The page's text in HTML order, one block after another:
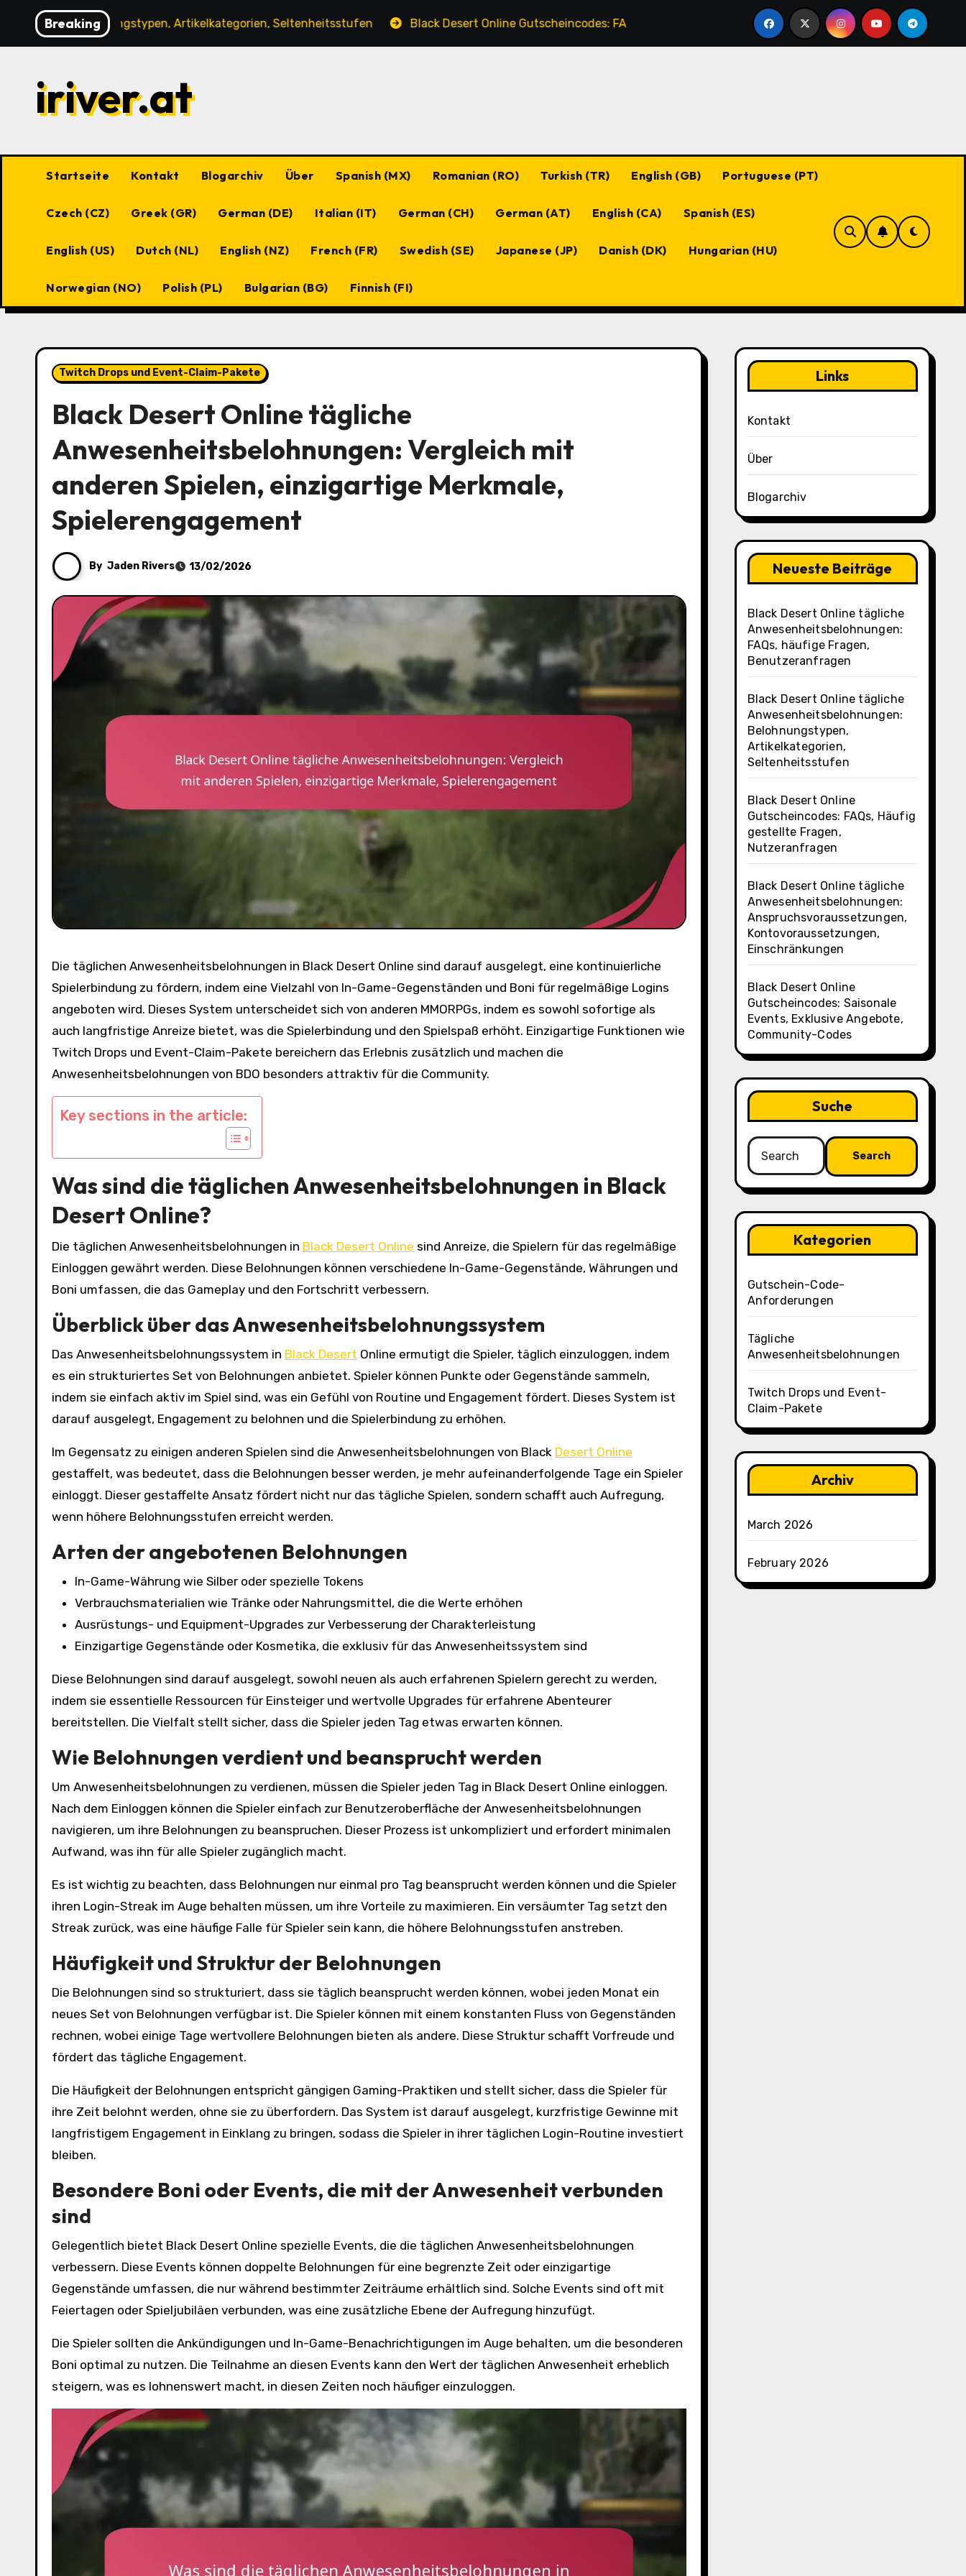
content
Breaking Artikelkategorien, Seltenheitsstufen Black Desert Online Gutscheincodes: FAQs, Häufig gestellte Fragen, Nutzeranfragen Black Desert Online
iriver.at
Startseite Kontakt Blogarchiv Über Spanish (MX) Romanian (RO) Turkish (TR) English (GB) Portuguese (PT)
Czech (CZ) Greek (GR) German (DE) Italian (IT) German (CH) German (AT) English (CA) Spanish (ES)
English (US) Dutch (NL) English (NZ) French (FR) Swedish (SE) Japanese (JP) Danish (DK) Hungarian (HU)
Norwegian (NO) Polish (PL) Bulgarian (BG) Finnish (FI)
Twitch Drops und Event-Claim-Pakete
Black Desert Online tägliche
Anwesenheitsbelohnungen: Vergleich mit
anderen Spielen, einzigartige Merkmale,
Spielerengagement
By Jaden Rivers 13/02/2026
Die täglichen Anwesenheitsbelohnungen in Black Desert Online sind darauf ausgelegt, eine kontinuierliche
Spielerbindung zu fördern, indem eine Vielzahl von In-Game-Gegenständen und Boni für regelmäßige Logins
angeboten wird. Dieses System unterscheidet sich von anderen MMORPGs, indem es sowohl sofortige als
auch langfristige Anreize bietet, was die Spielerbindung und den Spielspaß erhöht. Einzigartige Funktionen wie
Twitch Drops und Event-Claim-Pakete bereichern das Erlebnis zusätzlich und machen die
Anwesenheitsbelohnungen von BDO besonders attraktiv für die Community.
Key sections in the article:
Was sind die täglichen Anwesenheitsbelohnungen in Black
Desert Online?
Die täglichen Anwesenheitsbelohnungen in Black Desert Online sind Anreize, die Spielern für das regelmäßige
Einloggen gewährt werden. Diese Belohnungen können verschiedene In-Game-Gegenstände, Währungen und
Boni umfassen, die das Gameplay und den Fortschritt verbessern.
Überblick über das Anwesenheitsbelohnungssystem
Das Anwesenheitsbelohnungssystem in Black Desert Online ermutigt die Spieler, täglich einzuloggen, indem
es ein strukturiertes Set von Belohnungen anbietet. Spieler können Punkte oder Gegenstände sammeln,
indem sie einfach aktiv im Spiel sind, was ein Gefühl von Routine und Engagement fördert. Dieses System ist
darauf ausgelegt, Engagement zu belohnen und die Spielerbindung zu erhöhen.
Im Gegensatz zu einigen anderen Spielen sind die Anwesenheitsbelohnungen von Black Desert Online
gestaffelt, was bedeutet, dass die Belohnungen besser werden, je mehr aufeinanderfolgende Tage ein Spieler
einloggt. Dieser gestaffelte Ansatz fördert nicht nur das tägliche Spielen, sondern schafft auch Aufregung,
wenn höhere Belohnungsstufen erreicht werden.
Arten der angebotenen Belohnungen
In-Game-Währung wie Silber oder spezielle Tokens
Verbrauchsmaterialien wie Tränke oder Nahrungsmittel, die die Werte erhöhen
Ausrüstungs- und Equipment-Upgrades zur Verbesserung der Charakterleistung
Einzigartige Gegenstände oder Kosmetika, die exklusiv für das Anwesenheitssystem sind
Diese Belohnungen sind darauf ausgelegt, sowohl neuen als auch erfahrenen Spielern gerecht zu werden,
indem sie essentielle Ressourcen für Einsteiger und wertvolle Upgrades für erfahrene Abenteurer
bereitstellen. Die Vielfalt stellt sicher, dass die Spieler jeden Tag etwas erwarten können.
Wie Belohnungen verdient und beansprucht werden
Um Anwesenheitsbelohnungen zu verdienen, müssen die Spieler jeden Tag in Black Desert Online einloggen.
Nach dem Einloggen können die Spieler einfach zur Benutzeroberfläche der Anwesenheitsbelohnungen
navigieren, um ihre Belohnungen zu beanspruchen. Dieser Prozess ist unkompliziert und erfordert minimalen
Aufwand, was ihn für alle Spieler zugänglich macht.
Es ist wichtig zu beachten, dass Belohnungen nur einmal pro Tag beansprucht werden können und die Spieler
ihren Login-Streak im Auge behalten müssen, um ihre Vorteile zu maximieren. Ein versäumter Tag setzt den
Streak zurück, was eine häufige Falle für Spieler sein kann, die höhere Belohnungsstufen anstreben.
Häufigkeit und Struktur der Belohnungen
Die Belohnungen sind so strukturiert, dass sie täglich beansprucht werden können, wobei jeden Monat ein
neues Set von Belohnungen verfügbar ist. Die Spieler können mit einem konstanten Fluss von Gegenständen
rechnen, wobei einige Tage wertvollere Belohnungen bieten als andere. Diese Struktur schafft Vorfreude und
fördert das tägliche Engagement.
Die Häufigkeit der Belohnungen entspricht gängigen Gaming-Praktiken und stellt sicher, dass die Spieler für
ihre Zeit belohnt werden, ohne sie zu überfordern. Das System ist darauf ausgelegt, kurzfristige Gewinne mit
langfristigem Engagement in Einklang zu bringen, sodass die Spieler in ihrer täglichen Login-Routine investiert
bleiben.
Besondere Boni oder Events, die mit der Anwesenheit verbunden
sind
Gelegentlich bietet Black Desert Online spezielle Events, die die täglichen Anwesenheitsbelohnungen
verbessern. Diese Events können doppelte Belohnungen für eine begrenzte Zeit oder einzigartige
Gegenstände umfassen, die nur während bestimmter Zeiträume erhältlich sind. Solche Events sind oft mit
Feiertagen oder Spieljubiläen verbunden, was eine zusätzliche Ebene der Aufregung hinzufügt.
Die Spieler sollten die Ankündigungen und In-Game-Benachrichtigungen im Auge behalten, um die besonderen
Boni optimal zu nutzen. Die Teilnahme an diesen Events kann den Wert der täglichen Anwesenheit erheblich
steigern, was es lohnenswert macht, in diesen Zeiten noch häufiger einzuloggen.
Links
Kontakt
Über
Blogarchiv
Neueste Beiträge
Black Desert Online tägliche
Anwesenheitsbelohnungen:
FAQs, häufige Fragen,
Benutzeranfragen
Black Desert Online tägliche
Anwesenheitsbelohnungen:
Belohnungstypen,
Artikelkategorien,
Seltenheitsstufen
Black Desert Online
Gutscheincodes: FAQs, Häufig
gestellte Fragen,
Nutzeranfragen
Black Desert Online tägliche
Anwesenheitsbelohnungen:
Anspruchsvoraussetzungen,
Kontovoraussetzungen,
Einschränkungen
Black Desert Online
Gutscheincodes: Saisonale
Events, Exklusive Angebote,
Community-Codes
Suche
Search
for:
Kategorien
Gutschein-Code-
Anforderungen
Tägliche
Anwesenheitsbelohnungen
Twitch Drops und Event-
Claim-Pakete
Archiv
March 2026
February 2026